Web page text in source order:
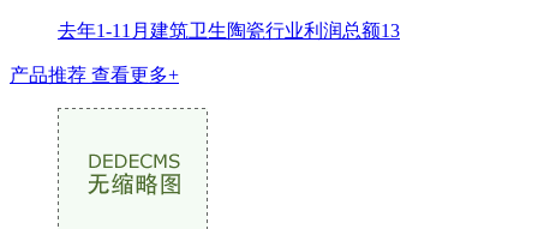
去年1-11月建筑卫生陶瓷行业利润总额13
产品推荐 查看更多+